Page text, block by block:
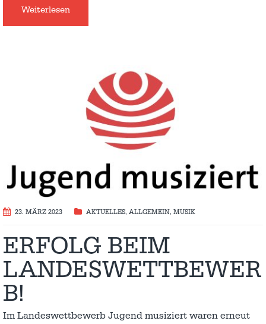
Weiterlesen
23. MÄRZ 2023 AKTUELLES, ALLGEMEIN, MUSIK
ERFOLG BEIM
LANDESWETTBEWER
B!
Im Landeswettbewerb Jugend musiziert waren erneut